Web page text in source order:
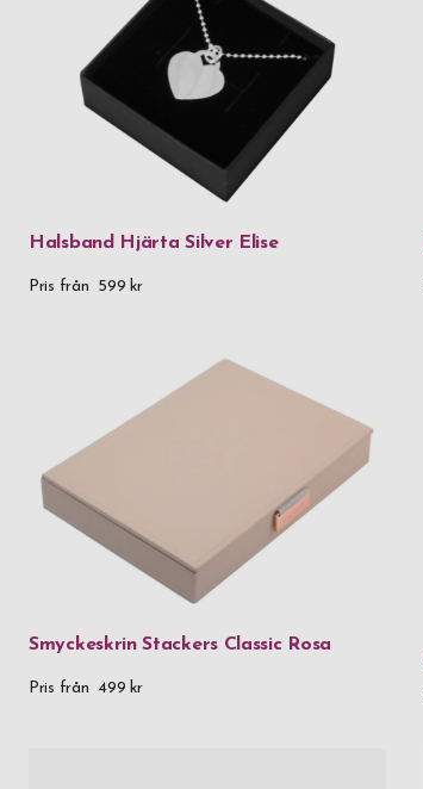
Halsband Hjärta Silver Elise
Pris från 599 kr
Smyckeskrin Stackers Classic Rosa
Pris från 499 kr